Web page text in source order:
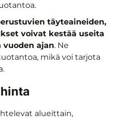
täyteaineiden,
voivat kestää useita
vuoden ajan. Ne
mikä voi tarjota
alueittain,